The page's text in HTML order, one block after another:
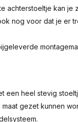
achterstoeltje kan je
nog voor dat je er
een heel stevig
gezet kunnen